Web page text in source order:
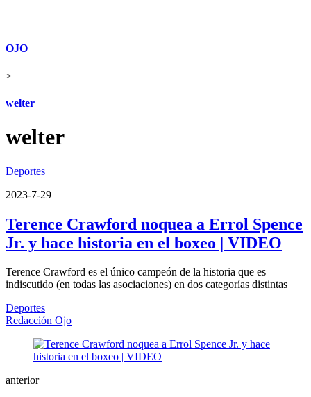
OJO
>
welter
welter
Deportes
2023-7-29
Terence Crawford noquea a Errol Spence
Jr. y hace historia en el boxeo | VIDEO
Terence Crawford es el único campeón de la historia que es
indiscutido (en todas las asociaciones) en dos categorías distintas
Deportes
Redacción Ojo
anterior